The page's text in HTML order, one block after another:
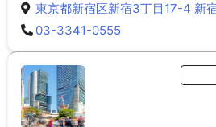
東京都新宿区新宿3丁目17-4 新
03-3341-0555